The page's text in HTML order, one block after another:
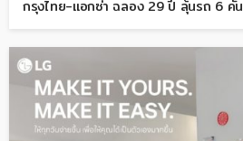
กรุงไทย-แอกซ่า ฉลอง 29 ปี ลุ้นรถ 6 คัน